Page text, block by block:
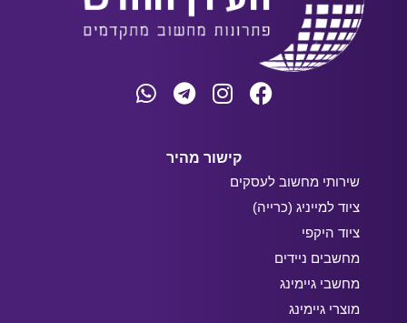
קישור מהיר
שירותי מחשוב לעסקים
ציוד למייניג (כרייה)
ציוד היקפי
מחשבים ניידים
מחשבי גיימינג
מוצרי גיימינג